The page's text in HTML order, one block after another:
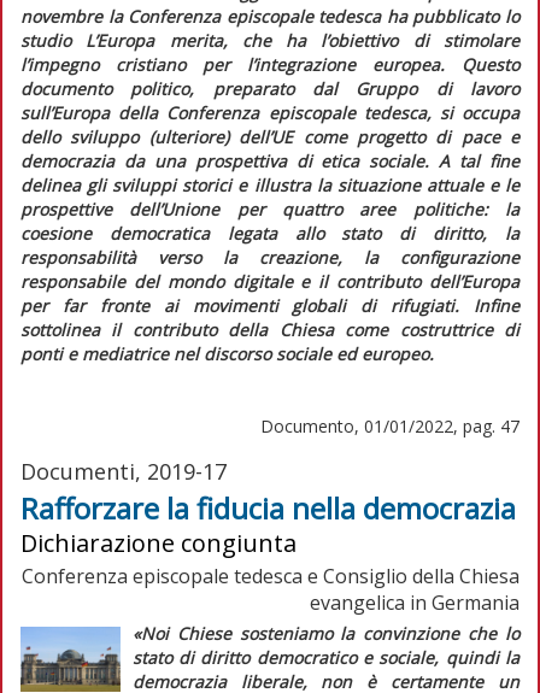
novembre la Conferenza episcopale tedesca ha pubblicato lo
studio L’Europa merita, che ha l’obiettivo di stimolare
l’impegno cristiano per l’integrazione europea. Questo
documento politico, preparato dal Gruppo di lavoro
sull’Europa della Conferenza episcopale tedesca, si occupa
dello sviluppo (ulteriore) dell’UE come progetto di pace e
democrazia da una prospettiva di etica sociale. A tal fine
delinea gli sviluppi storici e illustra la situazione attuale e le
prospettive dell’Unione per quattro aree politiche: la
coesione democratica legata allo stato di diritto, la
responsabilità verso la creazione, la configurazione
responsabile del mondo digitale e il contributo dell’Europa
per far fronte ai movimenti globali di rifugiati. Infine
sottolinea il contributo della Chiesa come costruttrice di
ponti e mediatrice nel discorso sociale ed europeo.
Documento, 01/01/2022, pag. 47
Documenti, 2019-17
Rafforzare la fiducia nella democrazia
Dichiarazione congiunta
Conferenza episcopale tedesca e Consiglio della Chiesa
evangelica in Germania
«Noi Chiese sosteniamo la convinzione che lo
stato di diritto democratico e sociale, quindi la
democrazia liberale, non è certamente un